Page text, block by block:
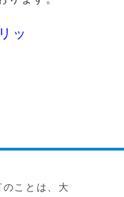
ッ
ことは、大